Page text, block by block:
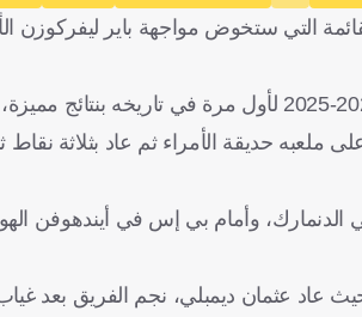
التي ستخوض مواجهة باير ليفركوزن
بدأ النادي الباريسي حملة الدفاع عن اللقب القاري الذي حققه في الموسم الماضي 2024-2025 لأول
دون رد على ملعبه حديقة الأمراء ثم عاد بثلاثة
أمام ليفركوزن، حيث عاد عثمان ديمبلي، نجم الفريق